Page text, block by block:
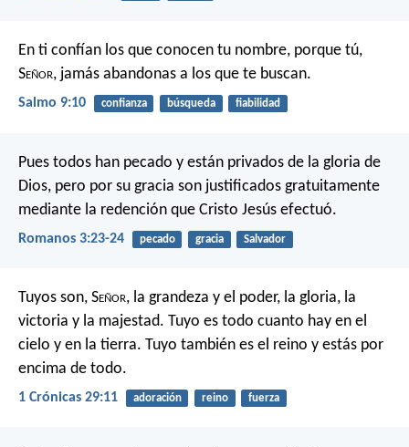
En ti confían los que conocen tu nombre, porque tú,
Señor, jamás abandonas a los que te buscan.
Salmo 9:10 confianza búsqueda fiabilidad
Pues todos han pecado y están privados de la gloria de
Dios, pero por su gracia son justificados gratuitamente
mediante la redención que Cristo Jesús efectuó.
Romanos 3:23-24 pecado gracia Salvador
Tuyos son, Señor, la grandeza y el poder, la gloria, la
victoria y la majestad. Tuyo es todo cuanto hay en el
cielo y en la tierra. Tuyo también es el reino y estás por
encima de todo.
1 Crónicas 29:11 adoración reino fuerza